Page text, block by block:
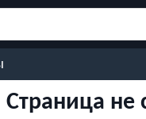
Страница не